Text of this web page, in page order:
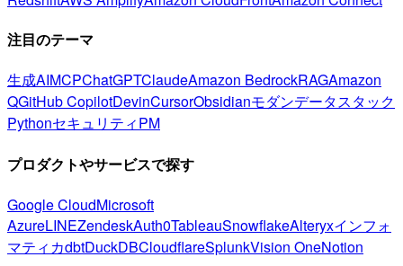
注目のテーマ
生成AIMCPChatGPTClaudeAmazon BedrockRAGAmazon
QGitHub CopilotDevinCursorObsidianモダンデータスタック
PythonセキュリティPM
プロダクトやサービスで探す
Google CloudMicrosoft
AzureLINEZendeskAuth0TableauSnowflakeAlteryxインフォ
マティカdbtDuckDBCloudflareSplunkVision OneNotion